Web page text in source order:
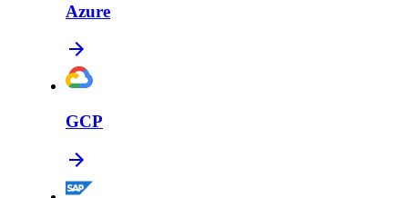
Azure
GCP